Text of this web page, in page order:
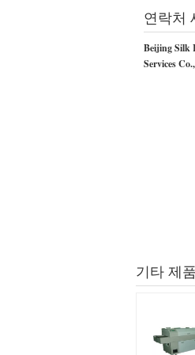
연락처
Beijing Silk
Services
기타 제품